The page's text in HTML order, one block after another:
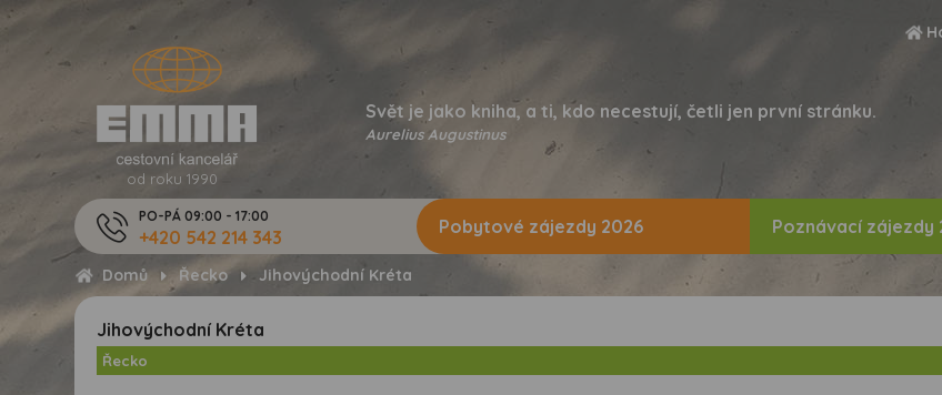
od roku 1990
Svět je jako kniha, a ti, kdo necestují, četli jen první stránku.
Aurelius Augustinus
PO-PÁ 09:00 - 17:00
+420 542 214 343
Domů Řecko Jihovýchodní Kréta
Pobytové zájezdy 2026 Poznávací zájezdy
Jihovýchodní Kréta
Řecko